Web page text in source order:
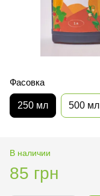
Фасовка
250 мл 500 мл
В наличии
85 грн